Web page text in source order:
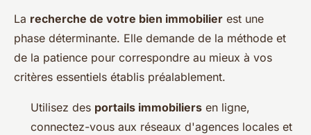
La recherche de votre bien immobilier est une
phase déterminante. Elle demande de la méthode et
de la patience pour correspondre au mieux à vos
critères essentiels établis préalablement.
Utilisez des portails immobiliers en ligne,
connectez-vous aux réseaux d'agences locales et